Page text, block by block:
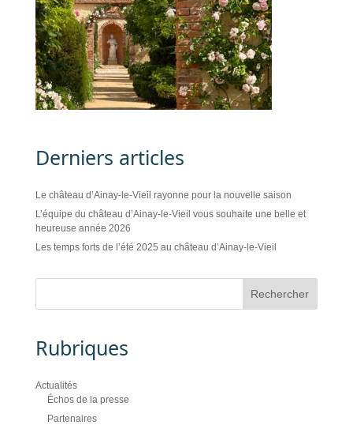
Derniers articles
Le château d’Ainay-le-Vieil rayonne pour la nouvelle saison
L’équipe du château d’Ainay-le-Vieil vous souhaite une belle et
heureuse année 2026
Les temps forts de l’été 2025 au château d’Ainay-le-Vieil
Rubriques
Actualités
Échos de la presse
Partenaires